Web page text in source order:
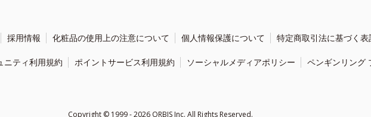
採用情報 化粧品の使用上の注意について 個人情報保護について 特定商取引法に基づく表
ニティ利用規約 ポイントサービス利用規約 ソーシャルメディアポリシー ペンギンリング
Copyright © 1999 - 2026 ORBIS Inc. All Rights Reserved.